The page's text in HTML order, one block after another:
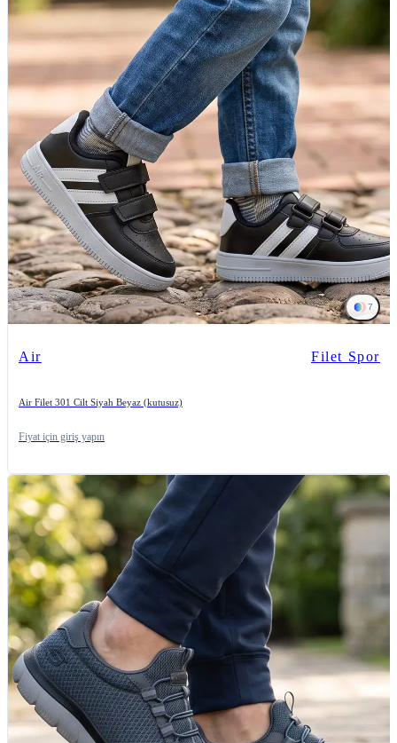
7
Air Filet Spor
Air Filet 301 Cilt Siyah Beyaz (kutusuz)
Fiyat için giriş yapın